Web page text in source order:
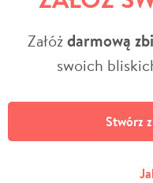
Załóżdarmową
swoich
Stwórz